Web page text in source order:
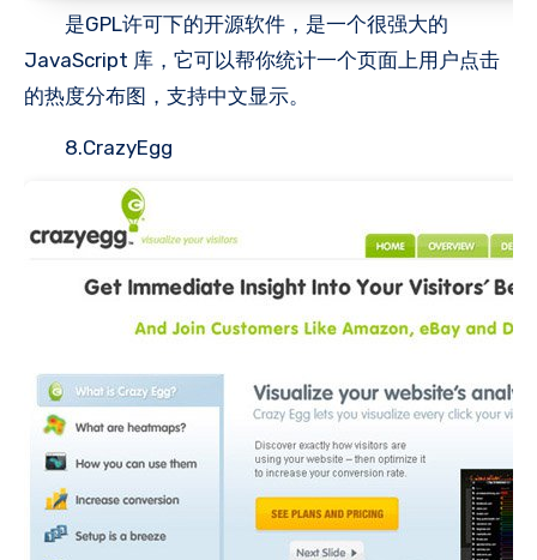
是GPL许可下的开源软件，是一个很强大的
JavaScript 库，它可以帮你统计一个页面上用户点击
的热度分布图，支持中文显示。
8.CrazyEgg